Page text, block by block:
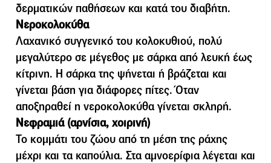
δερµατικών παθήσεων και κατά του διαβήτη.
Νεροκολοκύθα
Λαχανικό συγγενικό του κολοκυθιού, πολύ
μεγαλύτερο σε μέγεθος με σάρκα από λευκή έως
κίτρινη. Η σάρκα της ψήνεται ή βράζεται και
γίνεται βάση για διάφορες πίτες. Όταν
αποξηραθεί η νεροκολοκύθα γίνεται σκληρή.
Νεφραµιά (αρνίσια, χοιρινή)
Το κοµµάτι του ζώου από τη µέση της ράχης
µέχρι και τα καπούλια. Στα αµνοερίφια λέγεται και